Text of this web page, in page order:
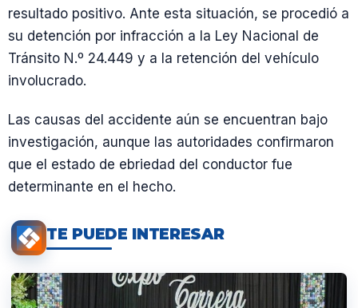
resultado positivo. Ante esta situación, se procedió a
su detención por infracción a la Ley Nacional de
Tránsito N.º 24.449 y a la retención del vehículo
involucrado.
Las causas del accidente aún se encuentran bajo
investigación, aunque las autoridades confirmaron
que el estado de ebriedad del conductor fue
determinante en el hecho.
TE PUEDE INTERESAR